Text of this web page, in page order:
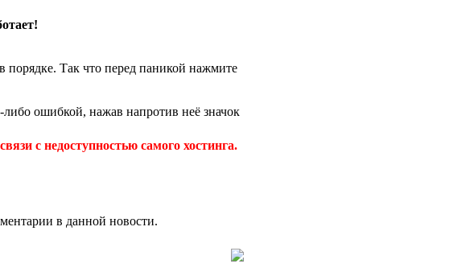
порядке. Так что перед паникой нажмите
ошибкой, нажав напротив неё значок
с недоступностью самого хостинга.
в данной новости.